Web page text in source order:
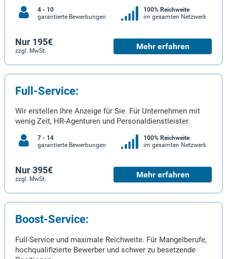
4 - 10
garantierte Bewerbungen
100% Reichweite
im gesamten Netzwerk
Nur 195€
zzgl. MwSt. Mehr erfahren
Full-Service:
Wir erstellen Ihre Anzeige für Sie. Für Unternehmen mit
wenig Zeit, HR-Agenturen und Personaldienstleister.
7 - 14
garantierte Bewerbungen
100% Reichweite
im gesamten Netzwerk
Nur 395€
zzgl. MwSt. Mehr erfahren
Boost-Service:
Full-Service und maximale Reichweite. Für Mangelberufe,
hochqualifizierte Bewerber und schwer zu besetzende